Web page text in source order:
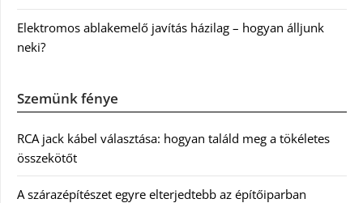
Elektromos ablakemelő javítás házilag – hogyan álljunk
neki?
Szemünk fénye
RCA jack kábel választása: hogyan találd meg a tökéletes
összekötőt
A szárazépítészet egyre elterjedtebb az építőiparban